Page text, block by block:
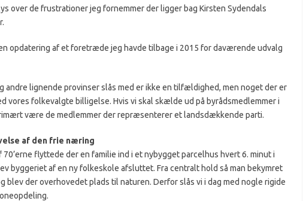
over de frustrationer jeg fornemmer der ligger bag Kirsten Sydendals
opdatering af et foretræde jeg havde tilbage i 2015 for daværende udvalg
andre lignende provinser slås med er ikke en tilfældighed, men noget der er
vores folkevalgte billigelse. Hvis vi skal skælde ud på byrådsmedlemmer i
være de medlemmer der repræsenterer et landsdækkende parti.
af den frie næring
70’erne flyttede der en familie ind i et nybygget parcelhus hvert 6. minut i
byggeriet af en ny folkeskole afsluttet. Fra centralt hold så man bekymret
blev der overhovedet plads til naturen. Derfor slås vi i dag med nogle rigide